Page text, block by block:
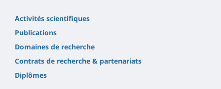
Activités scientifiques
Publications
Domaines de recherche
Contrats de recherche & partenariats
Diplômes